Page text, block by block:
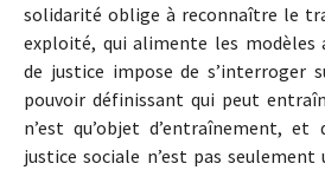
solidarité oblige à reconnaître le
exploité, qui alimente les modèles
de justice impose de s’interroger
pouvoir définissant qui peut
n’est qu’objet d’entraînement,
justice sociale n’est pas